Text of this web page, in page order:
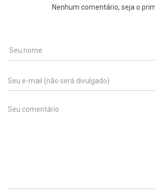
Nenhum comentário, seja o